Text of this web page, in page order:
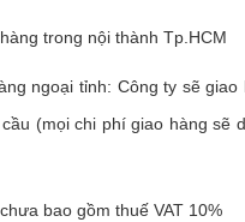
trong nội thành Tp.HCM
ngoại tỉnh: Công ty sẽ giao
(mọi chi phí giao hàng sẽ
bao gồm thuế VAT 10%